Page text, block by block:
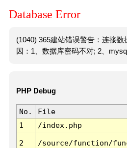
Database Error
(1040) 365建站错误警告：连接
因：1、数据库密码不对; 2、
PHP Debug
No. File
1
/index.php
2 /source/function/